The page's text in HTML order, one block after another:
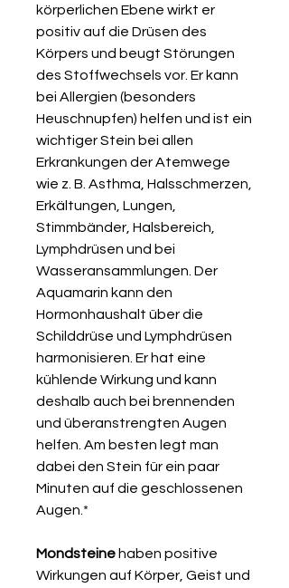
körperlichen Ebene wirkt er
positiv auf die Drüsen des
Körpers und beugt Störungen
des Stoffwechsels vor. Er kann
bei Allergien (besonders
Heuschnupfen) helfen und ist ein
wichtiger Stein bei allen
Erkrankungen der Atemwege
wie z. B. Asthma, Halsschmerzen,
Erkältungen, Lungen,
Stimmbänder, Halsbereich,
Lymphdrüsen und bei
Wasseransammlungen. Der
Aquamarin kann den
Hormonhaushalt über die
Schilddrüse und Lymphdrüsen
harmonisieren. Er hat eine
kühlende Wirkung und kann
deshalb auch bei brennenden
und überanstrengten Augen
helfen. Am besten legt man
dabei den Stein für ein paar
Minuten auf die geschlossenen
Augen.*
Mondsteine haben positive
Wirkungen auf Körper, Geist und